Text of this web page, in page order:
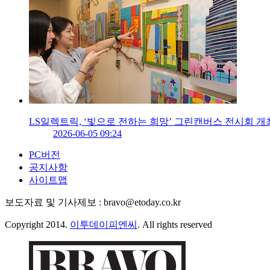
LS일렉트릭, ‘빛으로 전하는 희망’ 그린캔버스 전시회 개
2026-06-05 09:24
PC버전
공지사항
사이트맵
보도자료 및 기사제보 : bravo@etoday.co.kr
Copyright 2014. 이투데이피엔씨 . All rights reserved